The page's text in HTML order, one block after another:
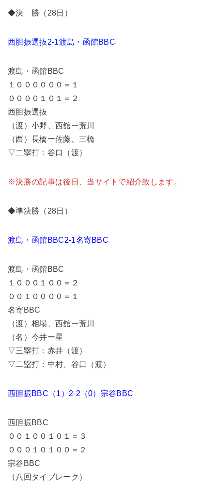
◆決 勝（28日）
西胆振選抜2-1渡島・函館BBC
渡島・函館BBC
１００００００＝１
００００１０１＝２
西胆振選抜
（渡）小野、西舘ー荒川
（西）長橋ー佐藤、三橋
▽二塁打：谷口（渡）
※決勝の記事は後日、当サイトで紹介致します。
◆準決勝（28日）
渡島・函館BBC2-1名寄BBC
渡島・函館BBC
１０００１００＝２
００１００００＝１
名寄BBC
（渡）相場、西舘ー荒川
（名）今井ー星
▽三塁打：赤井（渡）
▽二塁打：中村、谷口（渡）
西胆振BBC（1）2-2（0）宗谷BBC
西胆振BBC
００１００１０１＝３
０００１０１００＝２
宗谷BBC
（八回タイブレーク）